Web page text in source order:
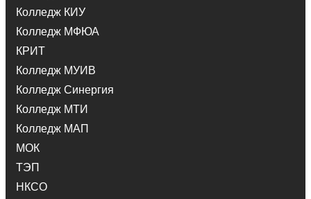
Колледж КИУ
Колледж МФЮА
КРИТ
Колледж МУИВ
Колледж Синергия
Колледж МТИ
Колледж МАП
МОК
ТЭП
НКСО